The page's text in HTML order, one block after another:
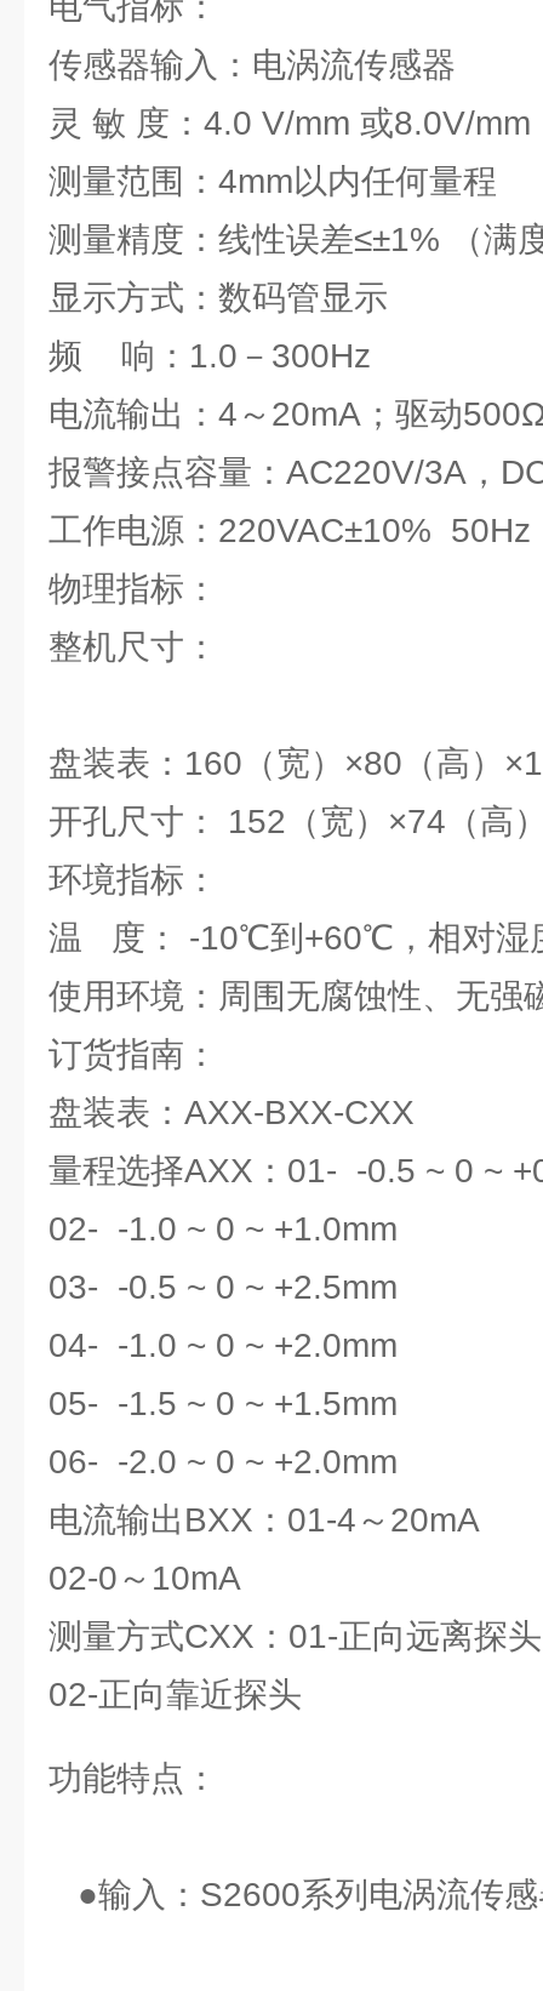
传感器输入：电涡流传感器
灵 敏 度：4.0 V/mm 或8.0V/mm
测量范围：4mm以内任何量程
测量精度：线性误差≤±1% （满
显示方式：数码管显示
频 响：1.0－300Hz
电流输出：4～20mA；驱动
报警接点容量：AC220V/3A，
工作电源：220VAC±10%
物理指标：
整机尺寸：
盘装表：160（宽）×80（高）
开孔尺寸： 152（宽）×74（高
环境指标：
温 度： -10℃到+60℃，相对湿
使用环境：周围无腐蚀性、无强
订货指南：
盘装表：AXX-BXX-CXX
量程选择AXX：01- -0.5 ~ 0 ~
02- -1.0 ~ 0 ~ +1.0mm
03- -0.5 ~ 0 ~ +2.5mm
04- -1.0 ~ 0 ~ +2.0mm
05- -1.5 ~ 0 ~ +1.5mm
06- -2.0 ~ 0 ~ +2.0mm
电流输出BXX：01-4～20mA
02-0～10mA
测量方式CXX：01-正向远离探头
02-正向靠近探头
功能特点：
●输入：S2600系列电涡流传